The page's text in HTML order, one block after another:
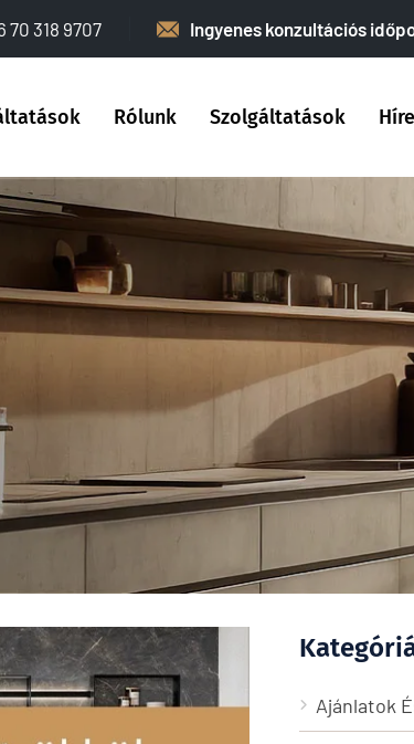
70 318 9707 Ingyenes konzultációs
Rólunk Szolgáltatások
Ajánlatok